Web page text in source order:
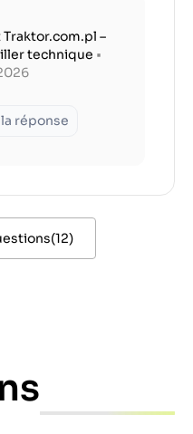
Traktor.com.pl –
technique •
réponse
(12)